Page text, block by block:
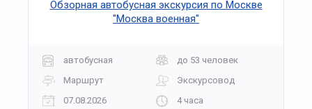
Обзорная автобусная экскурсия по Москве
"Москва военная"
автобусная
до 53 человек
Маршрут
Экскурсовод
07.08.2026
4 часа